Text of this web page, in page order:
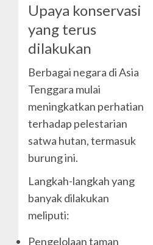
Upaya konservasi
yang terus
dilakukan
Berbagai negara di Asia
Tenggara mulai
meningkatkan perhatian
terhadap pelestarian
satwa hutan, termasuk
burung ini.
Langkah-langkah yang
banyak dilakukan
meliputi:
Pengelolaan taman